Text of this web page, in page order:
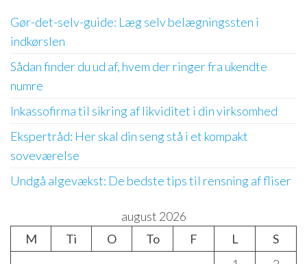
Gør-det-selv-guide: Læg selv belægningssten i
indkørslen
Sådan finder du ud af, hvem der ringer fra ukendte
numre
Inkassofirma til sikring af likviditet i din virksomhed
Ekspertråd: Her skal din seng stå i et kompakt
soveværelse
Undgå algevækst: De bedste tips til rensning af fliser
august 2026
M
Ti O To F L
S